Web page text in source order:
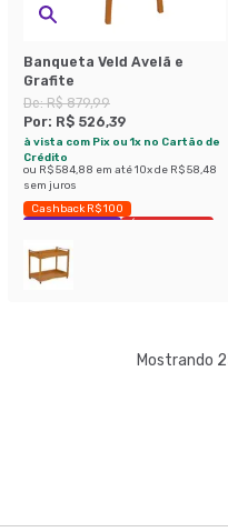
Banqueta Veld Avelã e
Grafite
De:R$ 879,99
Por: R$ 526,39
à vista com Pix ou 1x no Cartão de
Crédito
ou R$ 584,88 em até10x de R$ 58,48
sem juros
Cashback R$ 100
Exclusivo Mobly
Últimas peças
Mostrando